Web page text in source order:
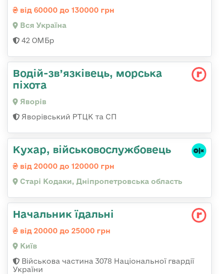
від 60000 до 130000 грн
Вся Україна
42 ОМБр
Водій-зв’язківець, морська
піхота
Яворів
Яворівський РТЦК та СП
Кухар, військовослужбовець
від 20000 до 120000 грн
Старі Кодаки, Дніпропетровська область
Начальник їдальні
від 20000 до 25000 грн
Київ
Військова частина 3078 Національної гвардії
України